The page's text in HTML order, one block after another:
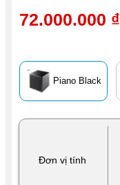
Đơn vị tính
Piano Black
72.000.000 ₫